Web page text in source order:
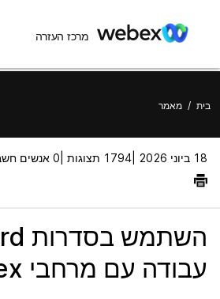
מרכז העזרה
בית / מאמר
18 ביוני 2026 | 1794 תצוגות | 0 אנשים חשבו שזה היה מועיל
עבודה עם מרחבי Webex